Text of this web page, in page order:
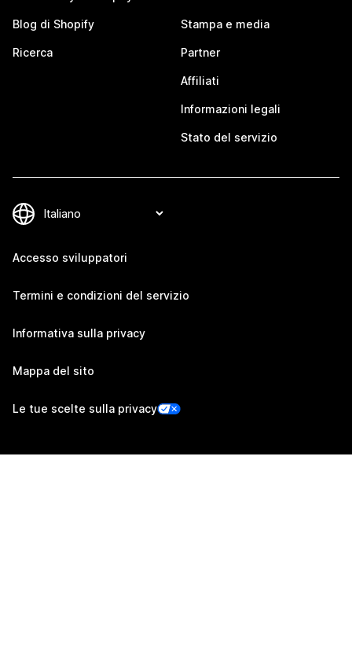
Blog di Shopify
Ricerca
Stampa e media
Partner
Affiliati
Informazioni legali
Stato del servizio
Accesso sviluppatori
Termini e condizioni del servizio
Informativa sulla privacy
Mappa del sito
Le tue scelte sulla privacy